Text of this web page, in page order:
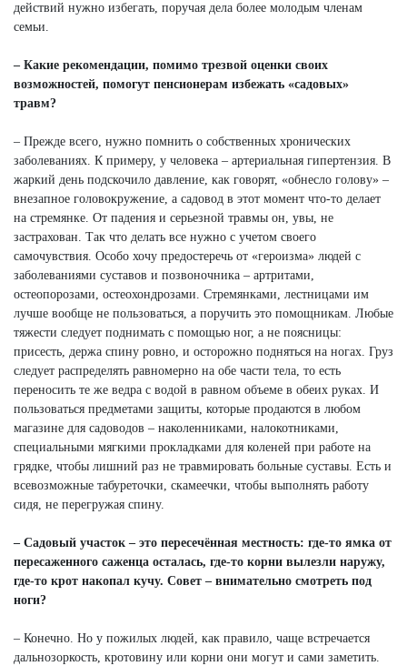
действий нужно избегать, поручая дела более молодым членам
семьи.
– Какие рекомендации, помимо трезвой оценки своих
возможностей, помогут пенсионерам избежать «садовых»
травм?
– Прежде всего, нужно помнить о собственных хронических
заболеваниях. К примеру, у человека – артериальная гипертензия. В
жаркий день подскочило давление, как говорят, «обнесло голову» –
внезапное головокружение, а садовод в этот момент что-то делает
на стремянке. От падения и серьезной травмы он, увы, не
застрахован. Так что делать все нужно с учетом своего
самочувствия. Особо хочу предостеречь от «героизма» людей с
заболеваниями суставов и позвоночника – артритами,
остеопорозами, остеохондрозами. Стремянками, лестницами им
лучше вообще не пользоваться, а поручить это помощникам. Любые
тяжести следует поднимать с помощью ног, а не поясницы:
присесть, держа спину ровно, и осторожно подняться на ногах. Груз
следует распределять равномерно на обе части тела, то есть
переносить те же ведра с водой в равном объеме в обеих руках. И
пользоваться предметами защиты, которые продаются в любом
магазине для садоводов – наколенниками, налокотниками,
специальными мягкими прокладками для коленей при работе на
грядке, чтобы лишний раз не травмировать больные суставы. Есть и
всевозможные табуреточки, скамеечки, чтобы выполнять работу
сидя, не перегружая спину.
– Садовый участок – это пересечённая местность: где-то ямка от
пересаженного саженца осталась, где-то корни вылезли наружу,
где-то крот накопал кучу. Совет – внимательно смотреть под
ноги?
– Конечно. Но у пожилых людей, как правило, чаще встречается
дальнозоркость, кротовину или корни они могут и сами заметить.